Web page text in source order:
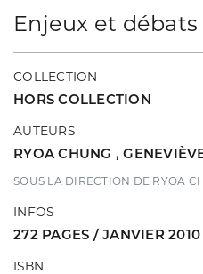
Enjeux et
COLLECTION
HORS COLLECTION
AUTEURS
RYOA CHUNG ,
SOUS LA DIRECTION DE RYOA
INFOS
272 PAGES / JANVIER 2010
ISBN